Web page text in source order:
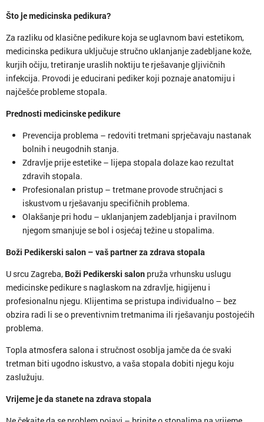
Što je medicinska pedikura?
Za razliku od klasične pedikure koja se uglavnom bavi estetikom,
medicinska pedikura uključuje stručno uklanjanje zadebljane kože,
kurjih očiju, tretiranje uraslih noktiju te rješavanje gljivičnih
infekcija. Provodi je educirani pediker koji poznaje anatomiju i
najčešće probleme stopala.
Prednosti medicinske pedikure
Prevencija problema – redoviti tretmani sprječavaju nastanak
bolnih i neugodnih stanja.
Zdravlje prije estetike – lijepa stopala dolaze kao rezultat
zdravih stopala.
Profesionalan pristup – tretmane provode stručnjaci s
iskustvom u rješavanju specifičnih problema.
Olakšanje pri hodu – uklanjanjem zadebljanja i pravilnom
njegom smanjuje se bol i osjećaj težine u stopalima.
Boži Pedikerski salon – vaš partner za zdrava stopala
U srcu Zagreba, Boži Pedikerski salon pruža vrhunsku uslugu
medicinske pedikure s naglaskom na zdravlje, higijenu i
profesionalnu njegu. Klijentima se pristupa individualno – bez
obzira radi li se o preventivnim tretmanima ili rješavanju postojećih
problema.
Topla atmosfera salona i stručnost osoblja jamče da će svaki
tretman biti ugodno iskustvo, a vaša stopala dobiti njegu koju
zaslužuju.
Vrijeme je da stanete na zdrava stopala